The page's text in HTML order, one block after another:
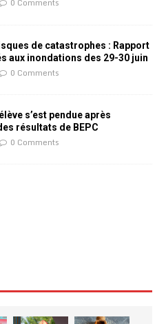
0 Comments
de catastrophes : Rapport
aux inondations des 29-30 juin
0 Comments
s’est pendue après
résultats de BEPC
0 Comments